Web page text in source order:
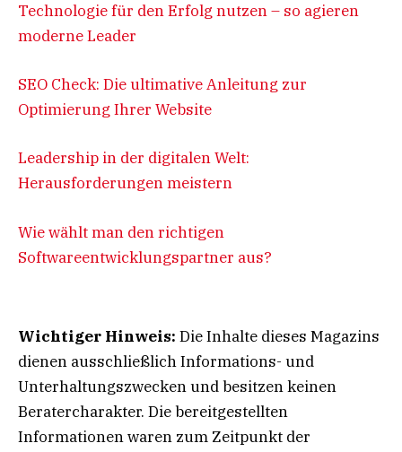
Technologie für den Erfolg nutzen – so agieren
moderne Leader
SEO Check: Die ultimative Anleitung zur
Optimierung Ihrer Website
Leadership in der digitalen Welt:
Herausforderungen meistern
Wie wählt man den richtigen
Softwareentwicklungspartner aus?
Wichtiger Hinweis: Die Inhalte dieses Magazins
dienen ausschließlich Informations- und
Unterhaltungszwecken und besitzen keinen
Beratercharakter. Die bereitgestellten
Informationen waren zum Zeitpunkt der